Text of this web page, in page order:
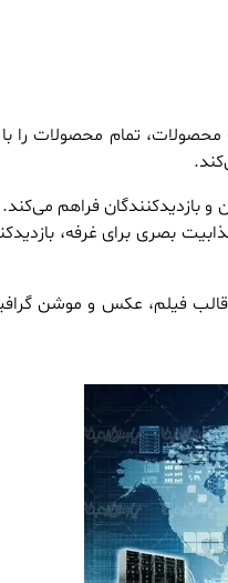
محصولات، تمام محصولات را
بازدیدکنندگان فراهم
بصری برای غرفه،
فیلم، عکس و موشن